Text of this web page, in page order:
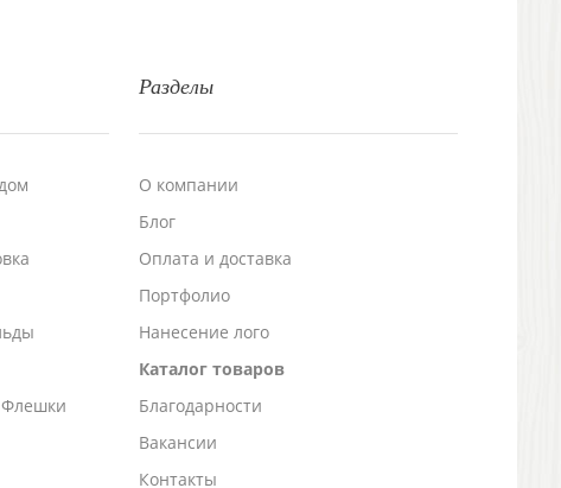
Разделы
О компании
Блог
Оплата и доставка
Портфолио
Нанесение лого
Каталог товаров
Благодарности
Вакансии
Контакты
Флешки